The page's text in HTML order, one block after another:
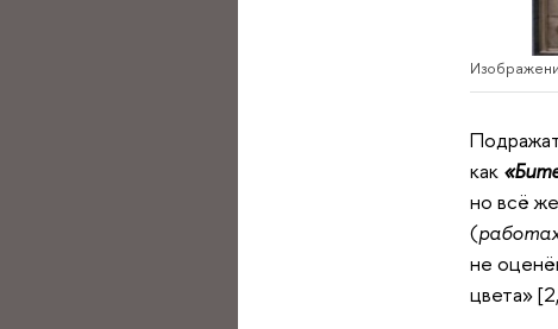
как
но всё
(
не
цвета»